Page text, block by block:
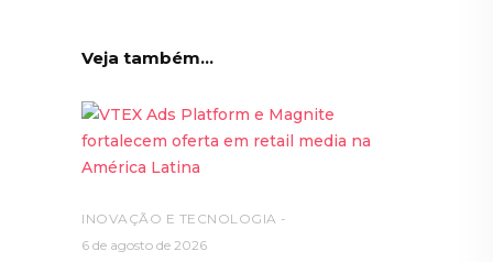
Veja também...
INOVAÇÃO E TECNOLOGIA
6 de agosto de 2026